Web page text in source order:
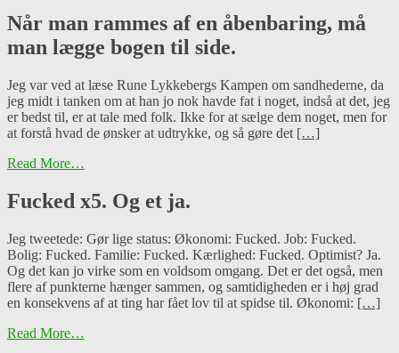
Når man rammes af en åbenbaring, må
man lægge bogen til side.
Jeg var ved at læse Rune Lykkebergs Kampen om sandhederne, da
jeg midt i tanken om at han jo nok havde fat i noget, indså at det, jeg
er bedst til, er at tale med folk. Ikke for at sælge dem noget, men for
at forstå hvad de ønsker at udtrykke, og så gøre det […]
Read More…
Fucked x5. Og et ja.
Jeg tweetede: Gør lige status: Økonomi: Fucked. Job: Fucked.
Bolig: Fucked. Familie: Fucked. Kærlighed: Fucked. Optimist? Ja.
Og det kan jo virke som en voldsom omgang. Det er det også, men
flere af punkterne hænger sammen, og samtidigheden er i høj grad
en konsekvens af at ting har fået lov til at spidse til. Økonomi: […]
Read More…